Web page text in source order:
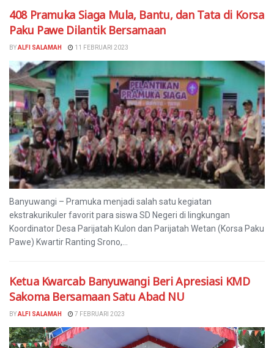
408 Pramuka Siaga Mula, Bantu, dan Tata di Korsa
Paku Pawe Dilantik Bersamaan
BYALFI SALAMAH 11 FEBRUARI 2023
Banyuwangi – Pramuka menjadi salah satu kegiatan
ekstrakurikuler favorit para siswa SD Negeri di lingkungan
Koordinator Desa Parijatah Kulon dan Parijatah Wetan (Korsa Paku
Pawe) Kwartir Ranting Srono,...
Ketua Kwarcab Banyuwangi Beri Apresiasi KMD
Sakoma Bersamaan Satu Abad NU
BYALFI SALAMAH 7 FEBRUARI 2023